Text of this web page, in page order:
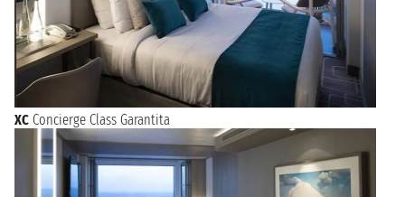
XC Concierge Class Garantita